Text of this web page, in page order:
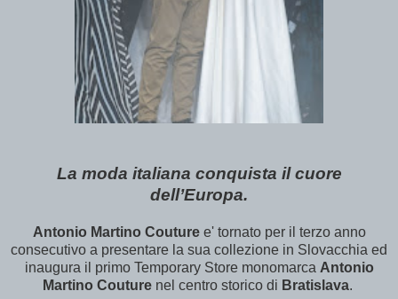
La moda italiana conquista il cuore
dell’Europa.
Antonio Martino Couturee' tornato per il terzo anno
consecutivo a presentare la sua collezione in Slovacchia ed
inaugura il primo Temporary Store monomarca Antonio
Martino Couturenel centro storico di Bratislava.